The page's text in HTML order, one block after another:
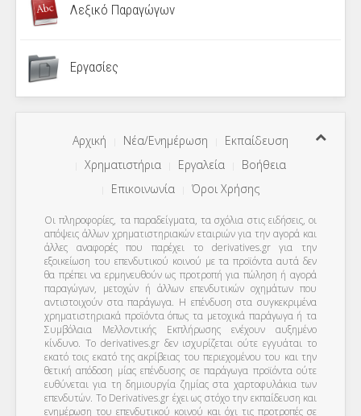
Λεξικό Παραγώγων
Εργασίες
Αρχική Νέα/Ενημέρωση
Εκπαίδευση
Χρηματιστήρια
Εργαλεία
Βοήθεια
Επικοινωνία
Όροι Χρήσης
Οι πληροφορίες, τα παραδείγματα, τα σχόλια στις ειδήσεις, οι
απόψεις άλλων χρηματιστηριακών εταιριών για την αγορά και
άλλες αναφορές που παρέχει το derivatives.gr για την
εξοικείωση του επενδυτικού κοινού με τα προϊόντα αυτά δεν
θα πρέπει να ερμηνευθούν ως προτροπή για πώληση ή αγορά
παραγώγων, μετοχών ή άλλων επενδυτικών οχημάτων που
αντιστοιχούν στα παράγωγα. Η επένδυση στα συγκεκριμένα
χρηματιστηριακά προϊόντα όπως τα μετοχικά παράγωγα ή τα
Συμβόλαια Μελλοντικής Εκπλήρωσης ενέχουν αυξημένο
κίνδυνο. Το derivatives.gr δεν ισχυρίζεται ούτε εγγυάται το
εκατό τοις εκατό της ακρίβειας του περιεχομένου του και την
θετική απόδοση μίας επένδυσης σε παράγωγα προϊόντα ούτε
ευθύνεται για τη δημιουργία ζημίας στα χαρτοφυλάκια των
επενδυτών. To Derivatives.gr έχει ως στόχο την εκπαίδευση και
ενημέρωση του επενδυτικού κοινού και όχι τις προτροπές σε